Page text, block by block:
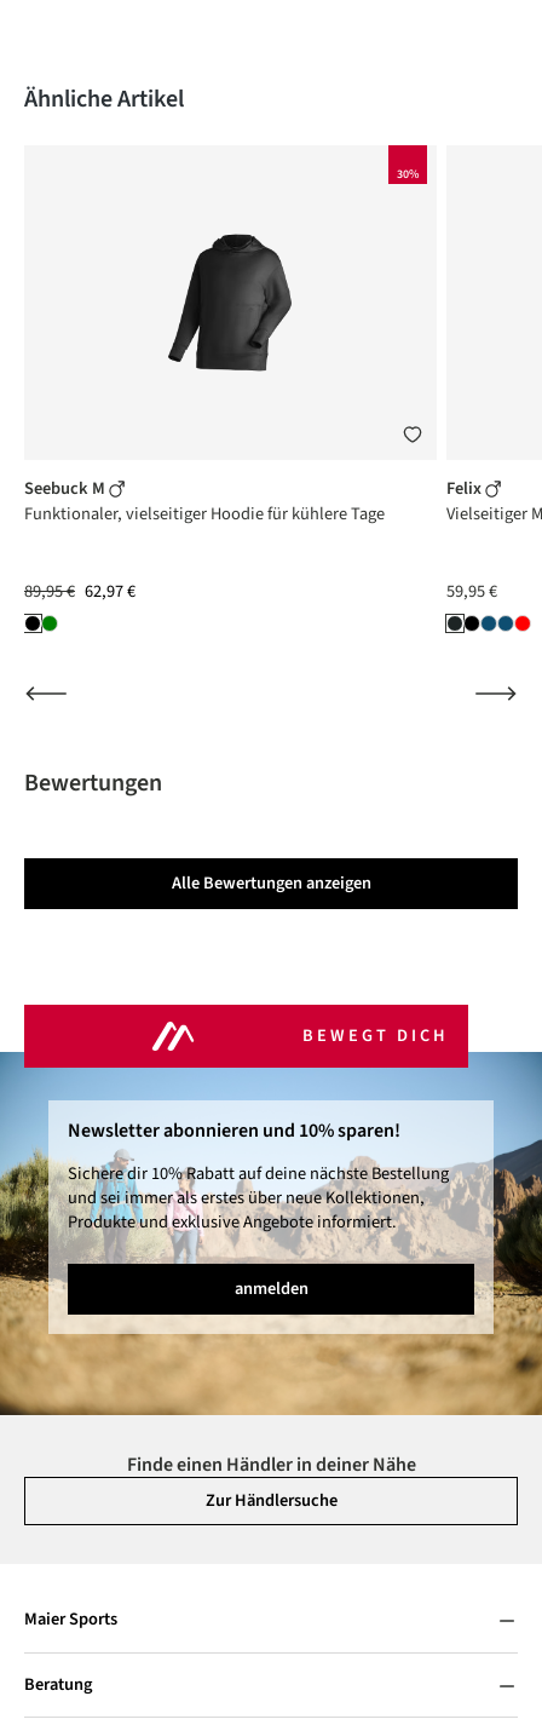
Produktgalerie überspringen
Ähnliche Artikel
30%
Seebuck M
Funktionaler, vielseitiger Hoodie für kühlere Tage
89,95 € 62,97 €
Felix
Vielseitiger
59,95 €
Bewertungen
Alle Bewertungen anzeigen
BEWEGT DICH
Newsletter abonnieren und 10% sparen!
Sichere dir 10% Rabatt auf deine nächste Bestellung
und sei immer als erstes über neue Kollektionen,
Produkte und exklusive Angebote informiert.
anmelden
Finde einen Händler in deiner Nähe
Zur Händlersuche
Maier Sports
Beratung